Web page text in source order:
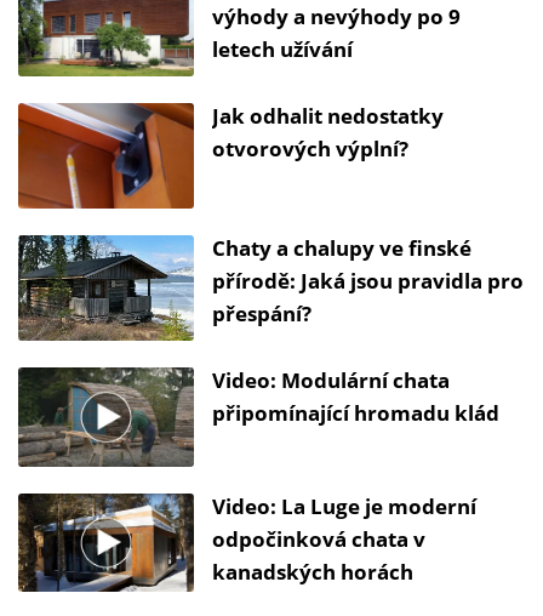
výhody a nevýhody po 9
letech užívání
Jak odhalit nedostatky
otvorových výplní?
Chaty a chalupy ve finské
přírodě: Jaká jsou pravidla pro
přespání?
Video: Modulární chata
připomínající hromadu klád
Video: La Luge je moderní
odpočinková chata v
kanadských horách